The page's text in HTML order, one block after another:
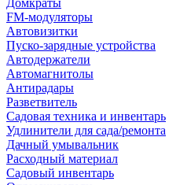
Домкраты
FM-модуляторы
Автовизитки
Пуско-зарядные устройства
Автодержатели
Автомагнитолы
Антирадары
Разветвитель
Садовая техника и инвентарь
Удлинители для сада/ремонта
Дачный умывальник
Расходный материал
Садовый инвентарь